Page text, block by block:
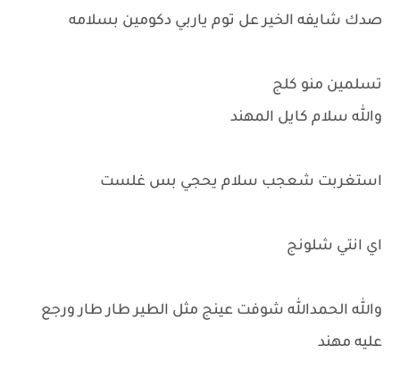
صدك شايفه الخير عل توم ياربي دكومين بسلامه
تسلمين منو كلج
والله سلام كايل المهند
استغربت شعجب سلام يحجي بس غلست
اي انتي شلونج
والله الحمدالله شوفت عينج مثل الطير طار طار ورجع
عليه مهند